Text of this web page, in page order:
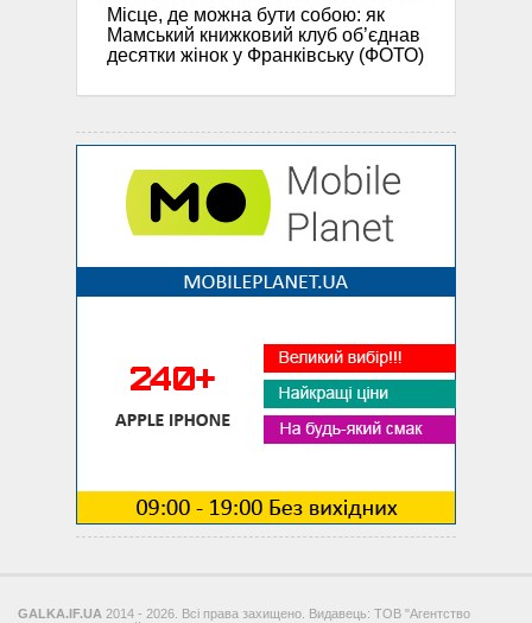
Місце, де можна бути собою: як
Мамський книжковий клуб об’єднав
десятки жінок у Франківську (ФОТО)
GALKA.IF.UA 2014 - 2026. Всі права захищено. Видавець: ТОВ "Агентство